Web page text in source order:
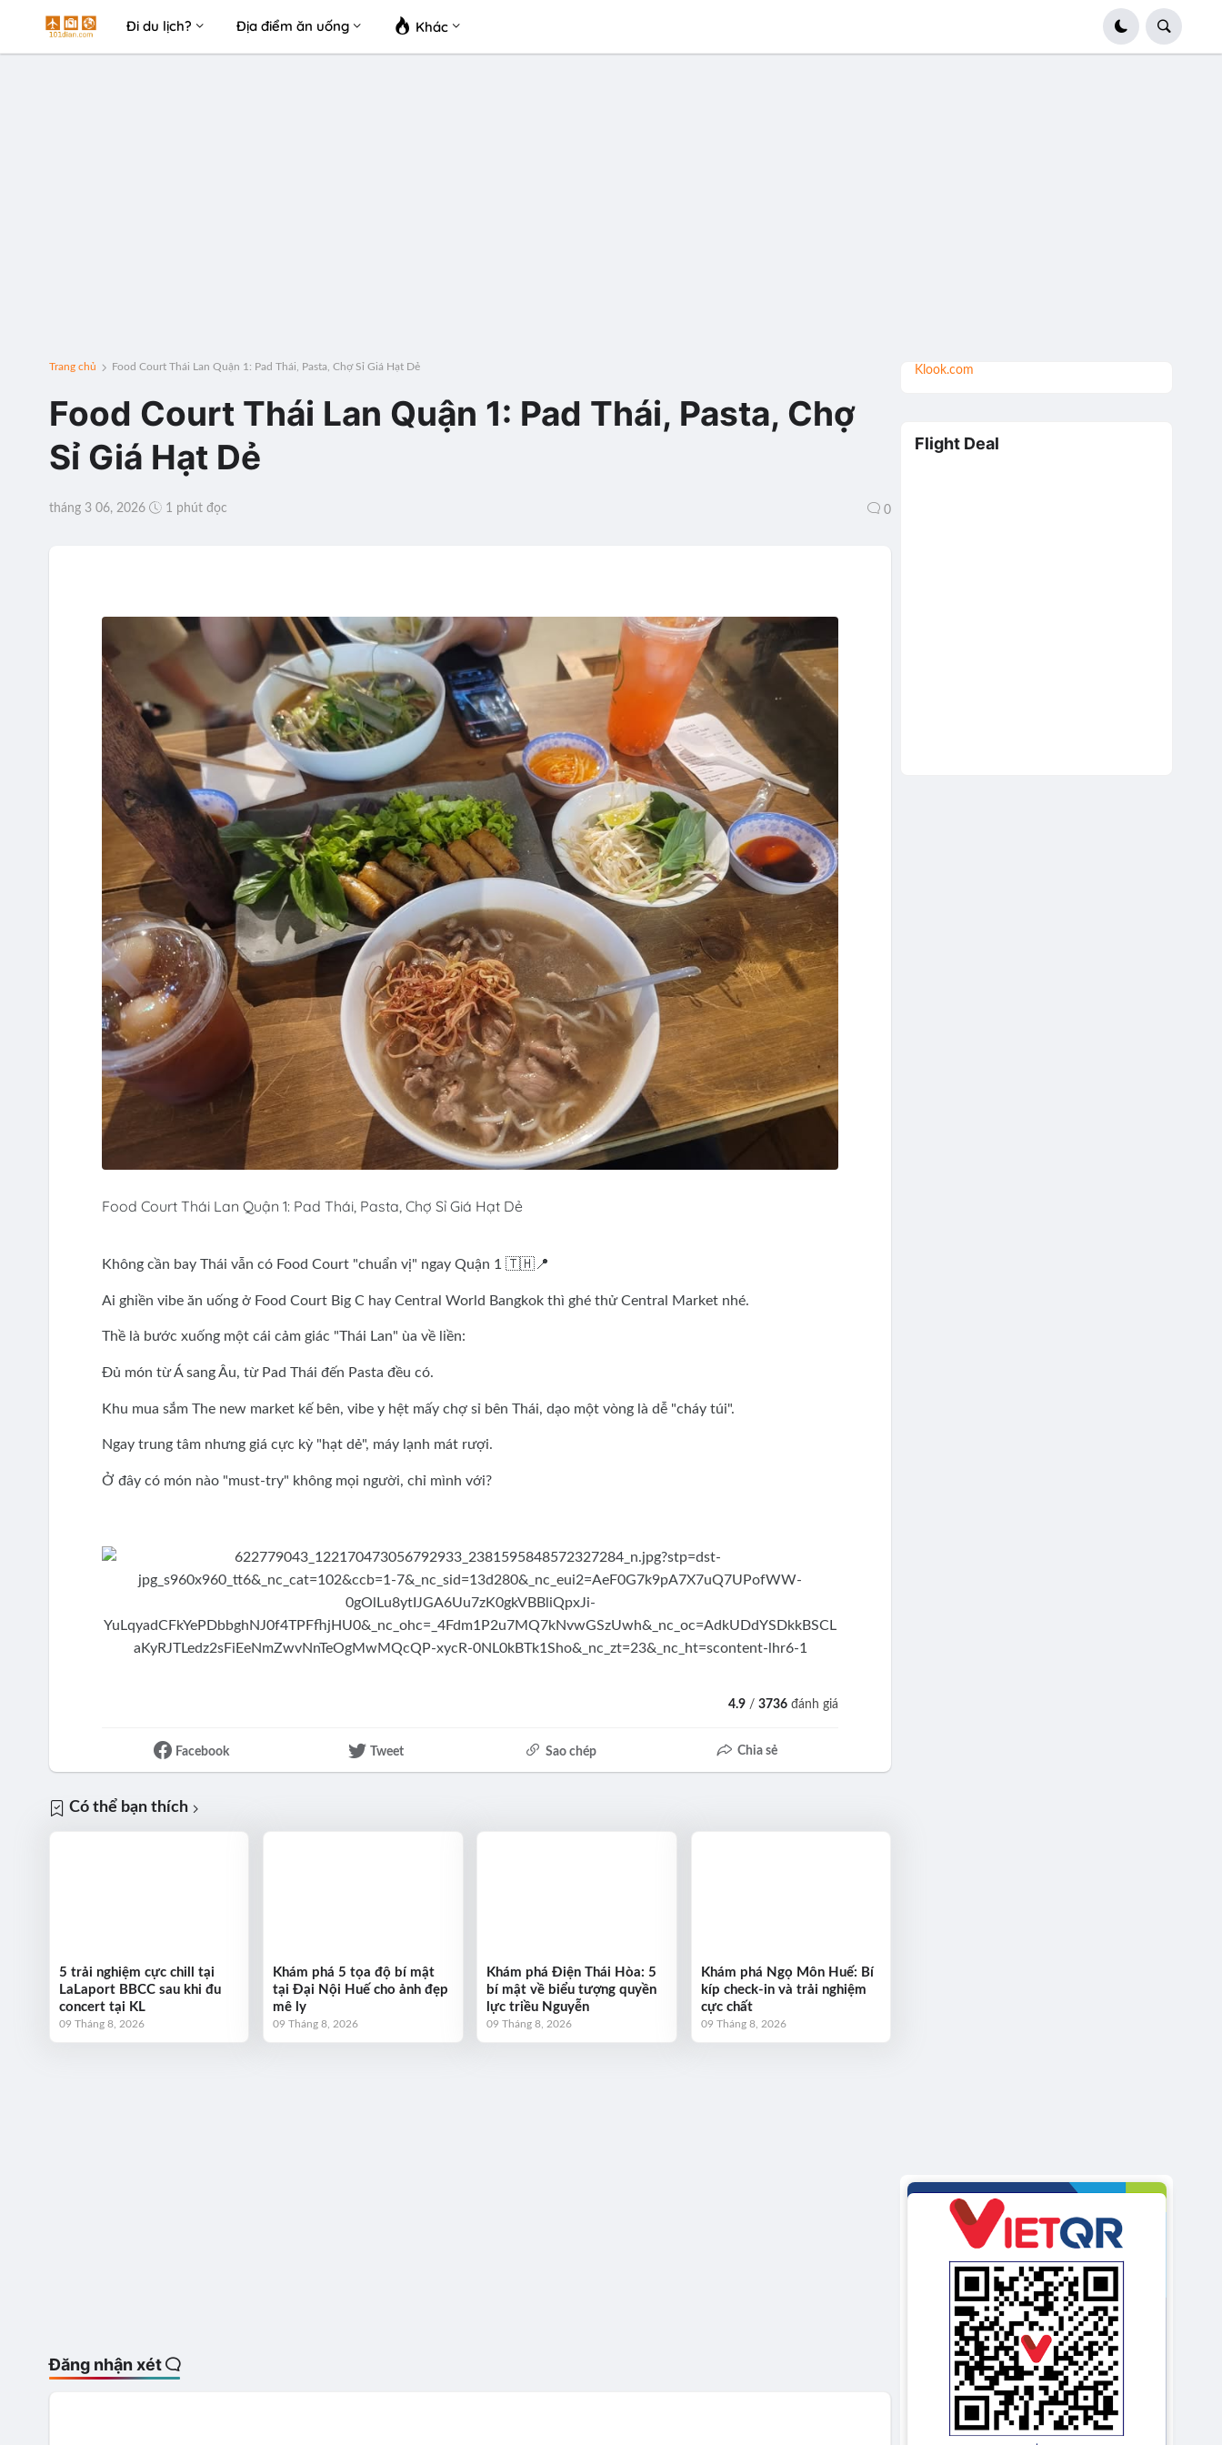
Đi du lịch? Địa điểm ăn uống Khác
Trang chủ Food Court Thái Lan Quận 1: Pad Thái, Pasta, Chợ Sỉ Giá Hạt Dẻ
Food Court Thái Lan Quận 1: Pad Thái, Pasta, Chợ
Sỉ Giá Hạt Dẻ
tháng 3 06, 2026 1 phút đọc 0
Food Court Thái Lan Quận 1: Pad Thái, Pasta, Chợ Sỉ Giá Hạt Dẻ
Không cần bay Thái vẫn có Food Court "chuẩn vị" ngay Quận 1 🇹🇭📍
Ai ghiền vibe ăn uống ở Food Court Big C hay Central World Bangkok thì ghé thử Central Market nhé.
Thề là bước xuống một cái cảm giác "Thái Lan" ùa về liền:
Đủ món từ Á sang Âu, từ Pad Thái đến Pasta đều có.
Khu mua sắm The new market kế bên, vibe y hệt mấy chợ sỉ bên Thái, dạo một vòng là dễ "cháy túi".
Ngay trung tâm nhưng giá cực kỳ "hạt dẻ", máy lạnh mát rượi.
Ở đây có món nào "must-try" không mọi người, chỉ mình với?
4.9 /3736 đánh giá
Facebook Tweet Sao chép Chia sẻ
Có thể bạn thích
5 trải nghiệm cực chill tại
LaLaport BBCC sau khi đu
concert tại KL
09 Tháng 8, 2026
Khám phá 5 tọa độ bí mật
tại Đại Nội Huế cho ảnh đẹp
mê ly
09 Tháng 8, 2026
Khám phá Điện Thái Hòa: 5
bí mật về biểu tượng quyền
lực triều Nguyễn
09 Tháng 8, 2026
Khám phá Ngọ Môn Huế: Bí
kíp check-in và trải nghiệm
cực chất
09 Tháng 8, 2026
Đăng nhận xét
Klook.com
Flight Deal